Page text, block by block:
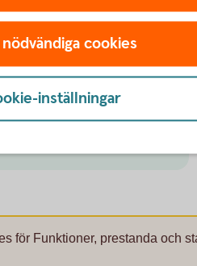
till ett av våra kontor så
för Funktioner, prestanda och
nödvändiga cookies
inställningar